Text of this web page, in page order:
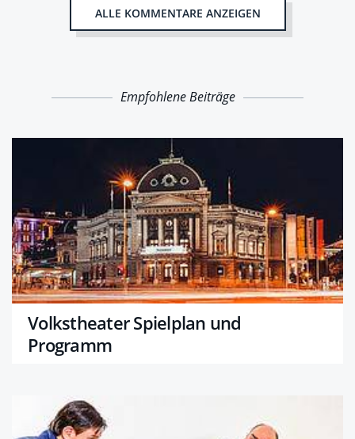
ALLE KOMMENTARE ANZEIGEN
Empfohlene Beiträge
Volkstheater Spielplan und
Programm